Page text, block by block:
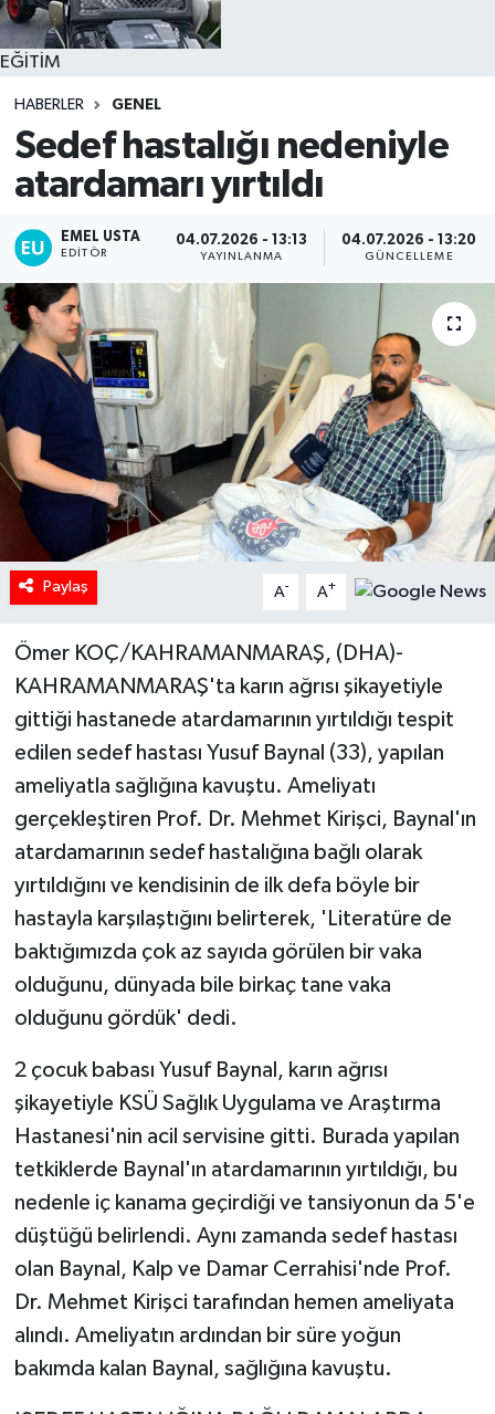
EĞİTİM
HABERLER GENEL
Sedef hastalığı nedeniyle
atardamarı yırtıldı
EMEL USTA
EDITÖR
04.07.2026 - 13:13
YAYINLANMA
04.07.2026 - 13:20
GÜNCELLEME
Paylaş A- A+
Ömer KOÇ/KAHRAMANMARAŞ, (DHA)-
KAHRAMANMARAŞ'ta karın ağrısı şikayetiyle
gittiği hastanede atardamarının yırtıldığı tespit
edilen sedef hastası Yusuf Baynal (33), yapılan
ameliyatla sağlığına kavuştu. Ameliyatı
gerçekleştiren Prof. Dr. Mehmet Kirişci, Baynal'ın
atardamarının sedef hastalığına bağlı olarak
yırtıldığını ve kendisinin de ilk defa böyle bir
hastayla karşılaştığını belirterek, 'Literatüre de
baktığımızda çok az sayıda görülen bir vaka
olduğunu, dünyada bile birkaç tane vaka
olduğunu gördük' dedi.
2 çocuk babası Yusuf Baynal, karın ağrısı
şikayetiyle KSÜ Sağlık Uygulama ve Araştırma
Hastanesi'nin acil servisine gitti. Burada yapılan
tetkiklerde Baynal'ın atardamarının yırtıldığı, bu
nedenle iç kanama geçirdiği ve tansiyonun da 5'e
düştüğü belirlendi. Aynı zamanda sedef hastası
olan Baynal, Kalp ve Damar Cerrahisi'nde Prof.
Dr. Mehmet Kirişci tarafından hemen ameliyata
alındı. Ameliyatın ardından bir süre yoğun
bakımda kalan Baynal, sağlığına kavuştu.